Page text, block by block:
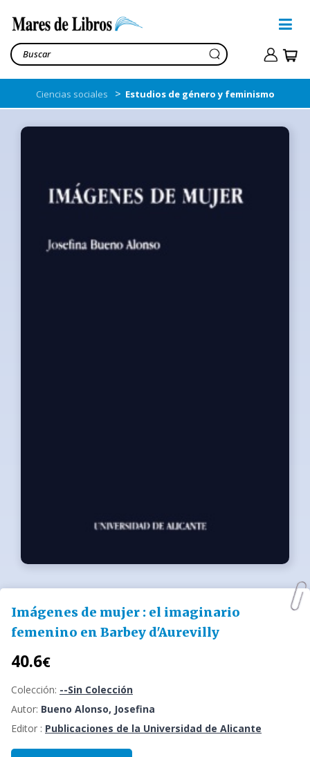
Ciencias sociales > Estudios de género y feminismo
Imágenes de mujer : el imaginario
femenino en Barbey d'Aurevilly
40.6€
Colección: --Sin Colección
Autor: Bueno Alonso, Josefina
Editor : Publicaciones de la Universidad de Alicante